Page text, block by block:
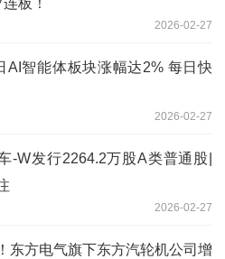
板！
2026-02-27
AI智能体板块涨幅达2% 每日快
2026-02-27
-W发行2264.2万股A类普通股|
2026-02-27
东方电气旗下东方汽轮机公司增